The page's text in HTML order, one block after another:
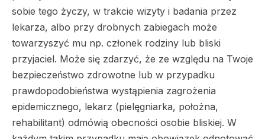
sobie tego życzy, w trakcie wizyty i badania przez
lekarza, albo przy drobnych zabiegach może
towarzyszyć mu np. członek rodziny lub bliski
przyjaciel. Może się zdarzyć, że ze względu na Twoje
bezpieczeństwo zdrowotne lub w przypadku
prawdopodobieństwa wystąpienia zagrożenia
epidemicznego, lekarz (pielęgniarka, położna,
rehabilitant) odmówią obecności osobie bliskiej. W